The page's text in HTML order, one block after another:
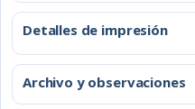
Detalles de impresión
Archivo y observaciones